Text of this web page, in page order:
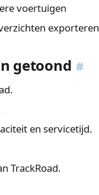
voertuigen
exporteren
getoond #
en servicetijd.
TrackRoad.